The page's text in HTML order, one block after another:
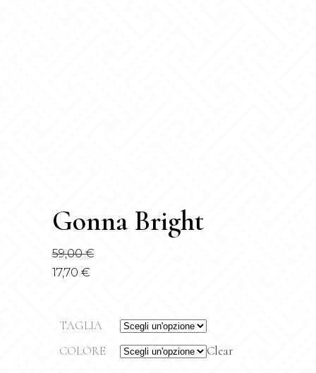
Gonna Bright
59,00€
17,70 €
TAGLIA
COLORE
Clear